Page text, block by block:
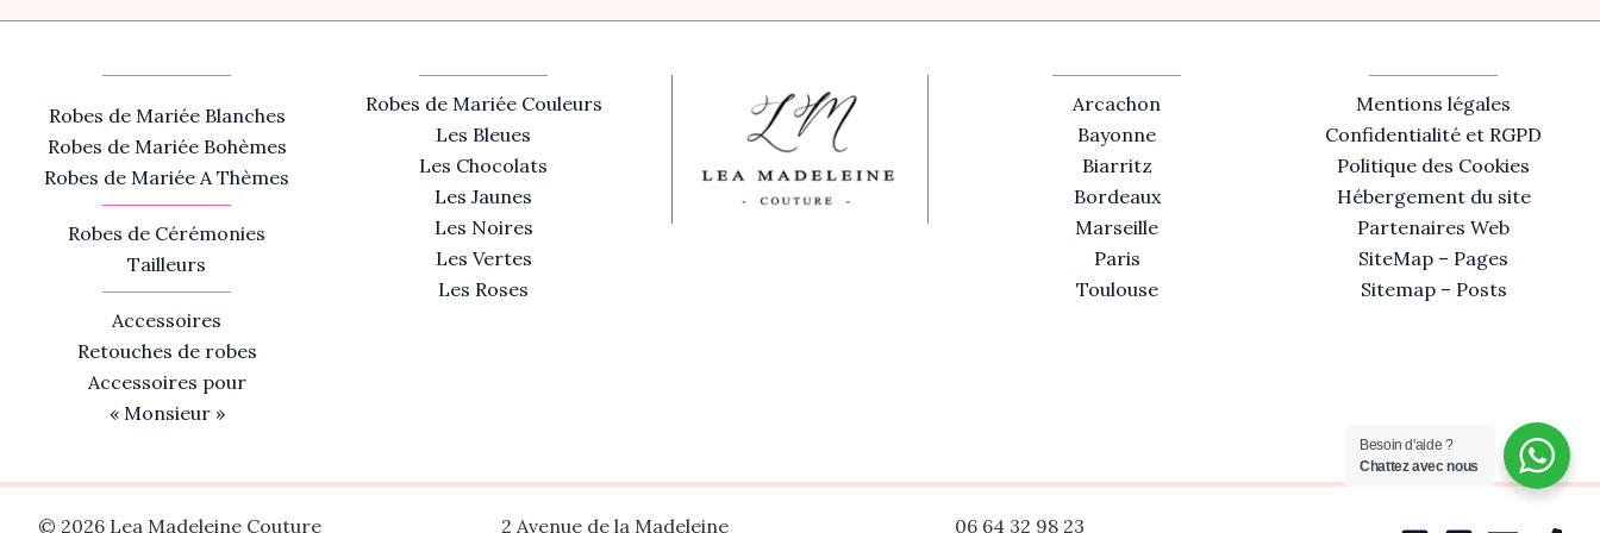
Robes de Mariée Blanches
Robes de Mariée Bohèmes
Robes de Mariée A Thèmes
Robes de Cérémonies
Tailleurs
Accessoires
Retouches de robes
Accessoires pour
« Monsieur »
Robes de Mariée Couleurs
Les Bleues
Les Chocolats
Les Jaunes
Les Noires
Les Vertes
Les Roses
Arcachon
Bayonne
Biarritz
Bordeaux
Marseille
Paris
Toulouse
Mentions légales
Confidentialité et RGPD
Politique des Cookies
Hébergement du site
Partenaires Web
SiteMap – Pages
Sitemap – Posts
© 2026 Lea Madeleine Couture 2 Avenue de la Madeleine 06 64 32 98 23
Besoin d'aide ?
Chattez avec nous